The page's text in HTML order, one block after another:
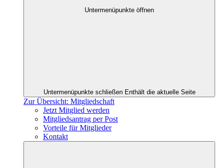
Untermenüpunkte öffnen
Untermenüpunkte schließen Enthält die aktuelle Seite
Zur Übersicht: Mitgliedschaft
Jetzt Mitglied werden
Mitgliedsantrag per Post
Vorteile für Mitglieder
Kontakt